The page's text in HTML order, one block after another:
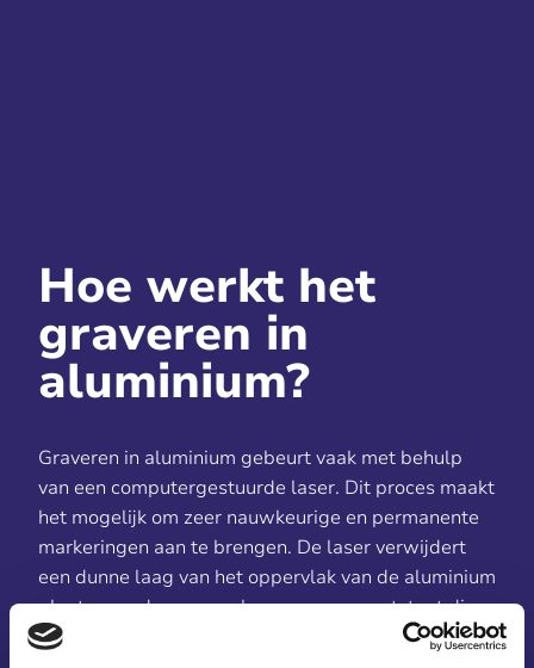
Hoe werkt het
graveren in
aluminium?
Graveren in aluminium gebeurt vaak met behulp
van een computergestuurde laser. Dit proces maakt
het mogelijk om zeer nauwkeurige en permanente
markeringen aan te brengen. De laser verwijdert
een dunne laag van het oppervlak van de aluminium
plaat, waardoor een scherpe gravure ontstaat die
bestand is tegen slijtage, weersinvloeden en